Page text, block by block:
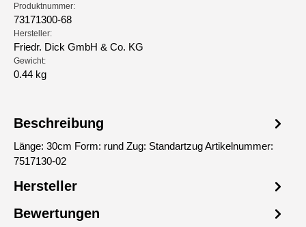
Produktnummer:
73171300-68
Hersteller:
Friedr. Dick GmbH & Co. KG
Gewicht:
0.44 kg
Beschreibung
Länge: 30cm Form: rund Zug: Standartzug Artikelnummer:
7517130-02
Hersteller
Bewertungen